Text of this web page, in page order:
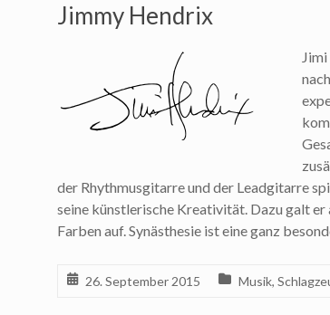
Jimmy Hendrix
der Rhythmusgitarre und der Leadgitarre
seine künstlerische Kreativität. Dazu galt er
Farben auf. Synästhesie ist eine ganz
26. September 2015 Musik,